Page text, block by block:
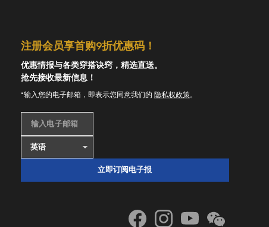
注册会员享首购9折优惠码！
优惠情报与各类穿搭诀窍，精选直送。
抢先接收最新信息！
*输入您的电子邮箱，即表示您同意我们的 隐私权政策。
输入电子邮箱
立即订阅电子报